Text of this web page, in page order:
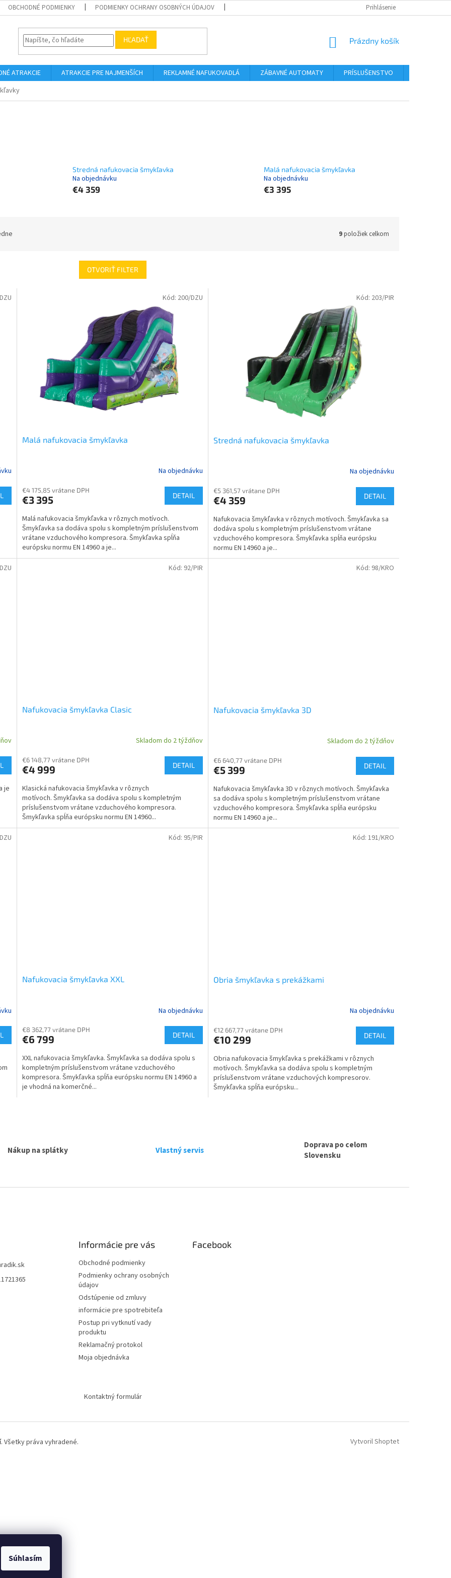
Súhlasím
OBCHODNÉ PODMIENKY PODMIENKY OCHRANY OSOBNÝCH ÚDAJOV INFORMÁCIE PRE SPOTREBITEĽA
Prihlásenie
HĽADAŤ
NÁKUPNÝ
Prázdny košík
ATRAKCIE ATRAKCIE PRE NAJMENŠÍCH REKLAMNÉ NAFUKOVADLÁ ZÁBAVNÉ AUTOMATY PRÍSLUŠENSTVO
Stredná nafukovacia šmykľavka
Na objednávku
€4 359
Malá nafukovacia šmykľavka
Na objednávku
€3 395
9položiek celkom
OTVORIŤ FILTER
Malá nafukovacia šmykľavka
Na objednávku
€4 175,85 vrátane DPH
€3 395 DETAIL
Malá nafukovacia šmykľavka v rôznych motívoch.
Šmykľavka sa dodáva spolu s kompletným príslušenstvom
vrátane vzduchového kompresora. Šmykľavka spĺňa
európsku normu EN 14960 a je...
Kód: 200/DZU
Stredná nafukovacia šmykľavka
Na objednávku
€5 361,57 vrátane DPH
€4 359 DETAIL
Nafukovacia šmykľavka v rôznych motívoch. Šmykľavka sa
dodáva spolu s kompletným príslušenstvom vrátane
vzduchového kompresora. Šmykľavka spĺňa európsku
normu EN 14960 a je...
Kód: 203/PIR
je
Nafukovacia šmykľavka Clasic
Skladom do 2 týždňov
€6 148,77 vrátane DPH
€4 999 DETAIL
Klasická nafukovacia šmykľavka v rôznych
motívoch. Šmykľavka sa dodáva spolu s kompletným
príslušenstvom vrátane vzduchového kompresora.
Šmykľavka spĺňa európsku normu EN 14960...
Kód: 92/PIR
Nafukovacia šmykľavka 3D
Skladom do 2 týždňov
€6 640,77 vrátane DPH
€5 399 DETAIL
Nafukovacia šmykľavka 3D v rôznych motívoch. Šmykľavka
sa dodáva spolu s kompletným príslušenstvom vrátane
vzduchového kompresora. Šmykľavka spĺňa európsku
normu EN 14960 a je...
Kód: 98/KRO
Nafukovacia šmykľavka XXL
Na objednávku
€8 362,77 vrátane DPH
€6 799 DETAIL
XXL nafukovacia šmykľavka. Šmykľavka sa dodáva spolu s
kompletným príslušenstvom vrátane vzduchového
kompresora. Šmykľavka spĺňa európsku normu EN 14960 a
je vhodná na komerčné...
Kód: 95/PIR
Obria šmykľavka s prekážkami
Na objednávku
€12 667,77 vrátane DPH
€10 299 DETAIL
Obria nafukovacia šmykľavka s prekážkami v rôznych
motívoch. Šmykľavka sa dodáva spolu s kompletným
príslušenstvom vrátane vzduchových kompresorov.
Šmykľavka spĺňa európsku...
Kód: 191/KRO
e
v
p
i
Nákup na splátky Vlastný servis
Doprava po celom
Slovensku
Informácie pre vás
Obchodné podmienky
Podmienky ochrany osobných
údajov
Odstúpenie od zmluvy
informácie pre spotrebiteľa
Postup pri vytknutí vady
produktu
Reklamačný protokol
Moja objednávka
Facebook
Kontaktný formulár
Vytvoril Shoptet
. Všetky práva vyhradené.